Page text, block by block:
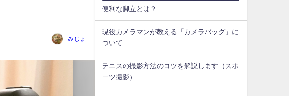
みじょ
便利な脚立とは？
現役カメラマンが教える「カメラバッグ」に
ついて
テニスの撮影方法のコツを解説します（スポ
ーツ撮影）